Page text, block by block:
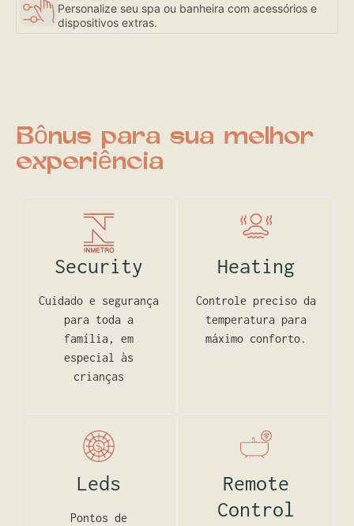
Personalize seu spa ou banheira com acessórios e
dispositivos extras.
Bônus para sua melhor
experiência
Security
Cuidado e segurança
para toda a
família, em
especial às
crianças
Heating
Controle preciso da
temperatura para
máximo conforto.
Leds
Pontos de
Remote
Control